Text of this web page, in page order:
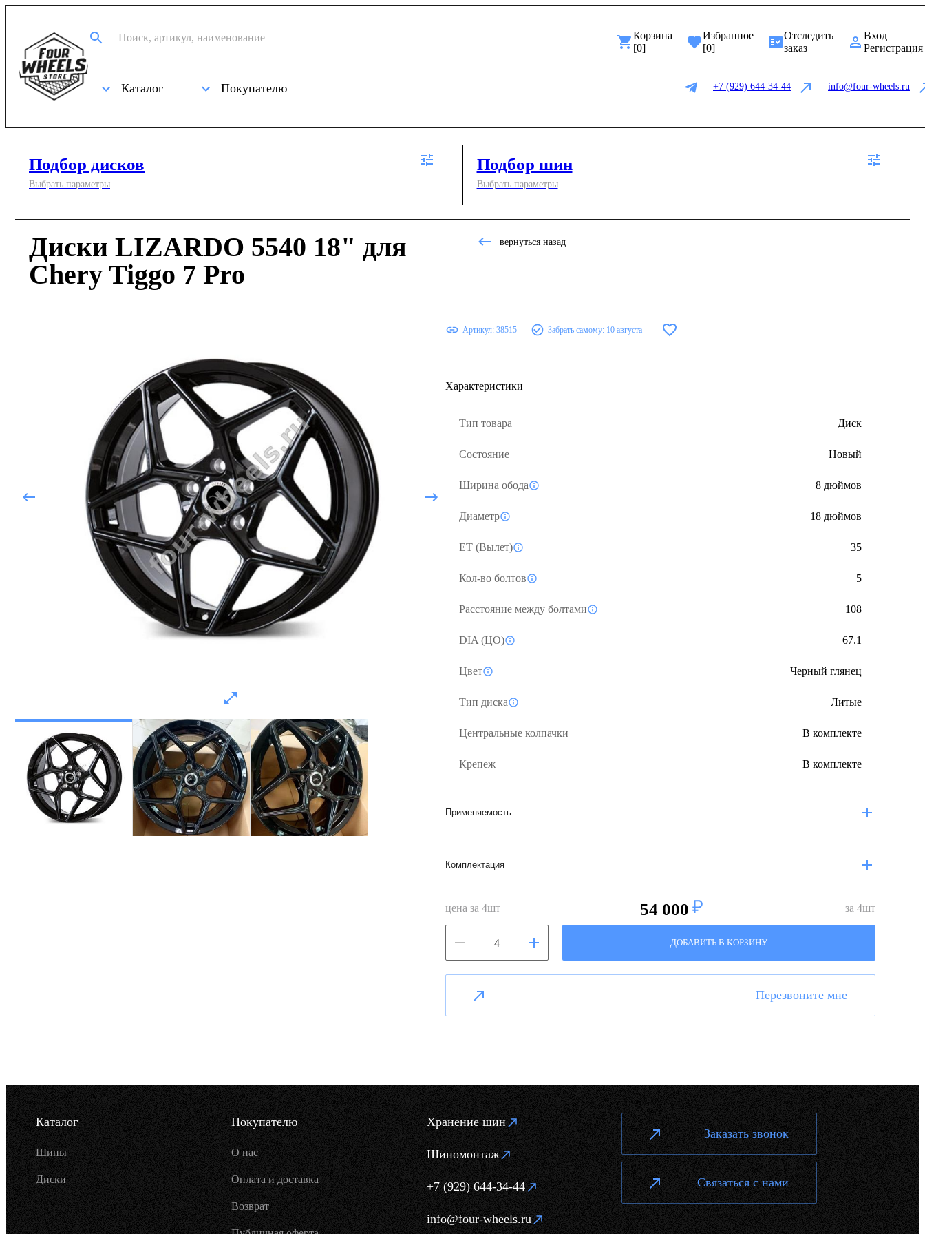
Корзина
[0]
Избранное
[0]
Отследить
заказ
Вход |
Регистрация
Каталог Покупателю +7 (929) 644-34-44 info@four-wheels.ru
Подбор дисков
Выбрать параметры
Подбор шин
Выбрать параметры
Диски LIZARDO 5540 18" для
Chery Tiggo 7 Pro
вернуться назад
Артикул: 38515 Забрать самому: 10 августа
Характеристики
Тип товара Диск
Состояние Новый
Ширина обода 8 дюймов
Диаметр 18 дюймов
ЕТ (Вылет) 35
Кол-во болтов 5
Расстояние между болтами 108
DIA (ЦО) 67.1
Цвет Черный глянец
Тип диска Литые
Центральные колпачки В комплекте
Крепеж В комплекте
Применяемость
Комплектация
цена за 4шт 54 000 за 4шт
ДОБАВИТЬ В КОРЗИНУ
Перезвоните мне
Каталог
Шины
Диски
Покупателю
О нас
Оплата и доставка
Возврат
Хранение шин
Шиномонтаж
+7 (929) 644-34-44
info@four-wheels.ru
Заказать звонок
Связаться с нами